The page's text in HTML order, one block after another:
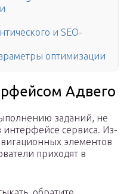
и SEO-
оптимизации
Адвего
заданий, не
сервиса. Из-
элементов
приходят в